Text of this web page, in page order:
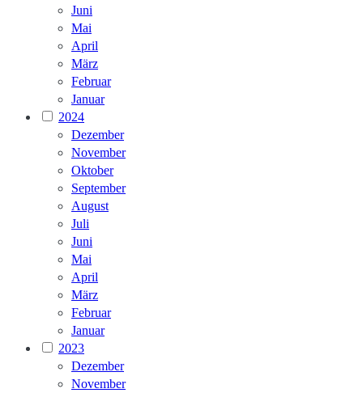
Juni
Mai
April
März
Februar
Januar
2024
Dezember
November
Oktober
September
August
Juli
Juni
Mai
April
März
Februar
Januar
2023
Dezember
November